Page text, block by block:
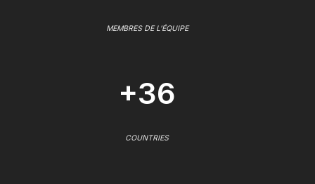
MEMBRES DE L'ÉQUIPE
+36
COUNTRIES